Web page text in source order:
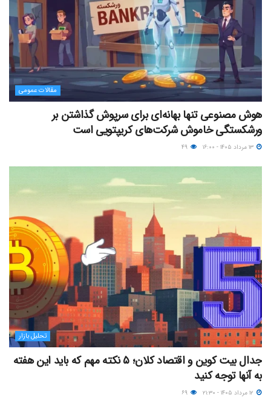
مقالات عمومی
هوش مصنوعی تنها بهانه‌ای برای سرپوش گذاشتن بر
ورشکستگی خاموش شرکت‌های کریپتویی است
تحلیل بازار
جدال بیت کوین و اقتصاد کلان؛ ۵ نکته مهم که باید این هفته
به آنها توجه کنید